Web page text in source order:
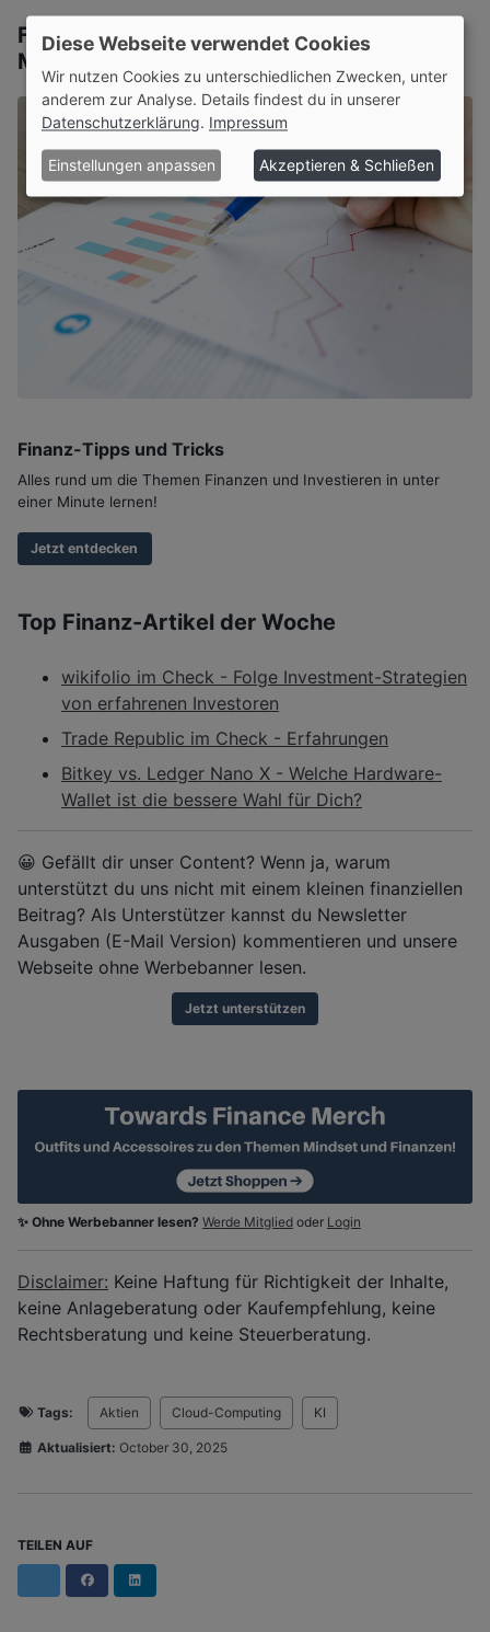
Finanzen Kompakt - Erklärt in unter 1
Minute
Finanz-Tipps und Tricks
Alles rund um die Themen Finanzen und Investieren in unter
einer Minute lernen!
Jetzt entdecken
Top Finanz-Artikel der Woche
wikifolio im Check - Folge Investment-Strategien
von erfahrenen Investoren
Trade Republic im Check - Erfahrungen
Bitkey vs. Ledger Nano X - Welche Hardware-
Wallet ist die bessere Wahl für Dich?
😀 Gefällt dir unser Content? Wenn ja, warum
unterstützt du uns nicht mit einem kleinen finanziellen
Beitrag? Als Unterstützer kannst du Newsletter
Ausgaben (E-Mail Version) kommentieren und unsere
Webseite ohne Werbebanner lesen.
Jetzt unterstützen
✨ Ohne Werbebanner lesen? Werde Mitglied oder Login
Disclaimer: Keine Haftung für Richtigkeit der Inhalte,
keine Anlageberatung oder Kaufempfehlung, keine
Rechtsberatung und keine Steuerberatung.
Tags: Aktien Cloud-Computing KI
Aktualisiert: October 30, 2025
TEILEN AUF
Facebook
Diese Webseite verwendet Cookies
Wir nutzen Cookies zu unterschiedlichen Zwecken, unter
anderem zur Analyse. Details findest du in unserer
Datenschutzerklärung. Impressum
Einstellungen anpassen Akzeptieren & Schließen